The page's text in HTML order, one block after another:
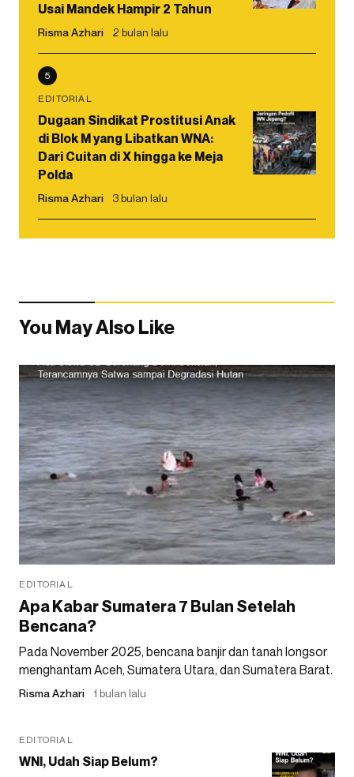
Usai Mandek Hampir 2 Tahun
Risma Azhari 2 bulan lalu
5
EDITORIAL
Dugaan Sindikat Prostitusi Anak
di Blok M yang Libatkan WNA:
Dari Cuitan di X hingga ke Meja
Polda
Risma Azhari 3 bulan lalu
You May Also Like
EDITORIAL
Apa Kabar Sumatera 7 Bulan Setelah
Bencana?
Pada November 2025, bencana banjir dan tanah longsor
menghantam Aceh, Sumatera Utara, dan Sumatera Barat.
Risma Azhari 1 bulan lalu
EDITORIAL
WNI, Udah Siap Belum?